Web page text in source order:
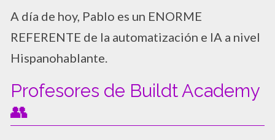
A día de hoy, Pablo es un ENORME
REFERENTE de la automatización e IA a nivel
Hispanohablante.
Profesores de Buildt Academy
👥​